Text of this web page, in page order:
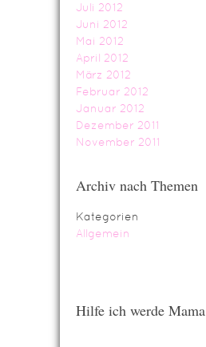
Juli 2012
Juni 2012
Mai 2012
April 2012
März 2012
Februar 2012
Januar 2012
Dezember 2011
November 2011
Archiv nach Themen
Kategorien
Allgemein
Hilfe ich werde Mama